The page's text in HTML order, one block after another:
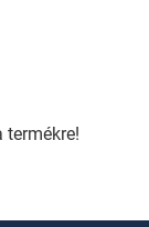
termékre!